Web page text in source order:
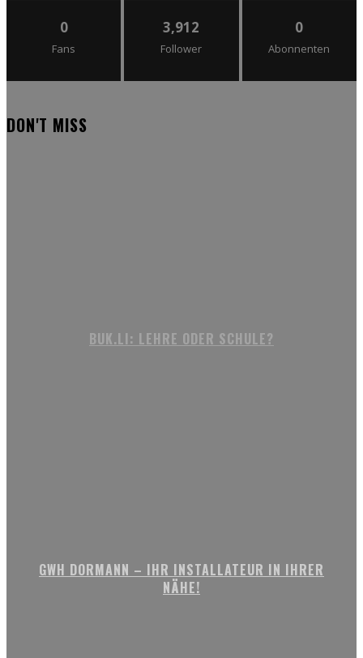
0
Fans
3,912
Follower
0
Abonnenten
DON'T MISS
BUK.LI: LEHRE ODER SCHULE?
GWH DORMANN – IHR INSTALLATEUR IN IHRER
NÄHE!